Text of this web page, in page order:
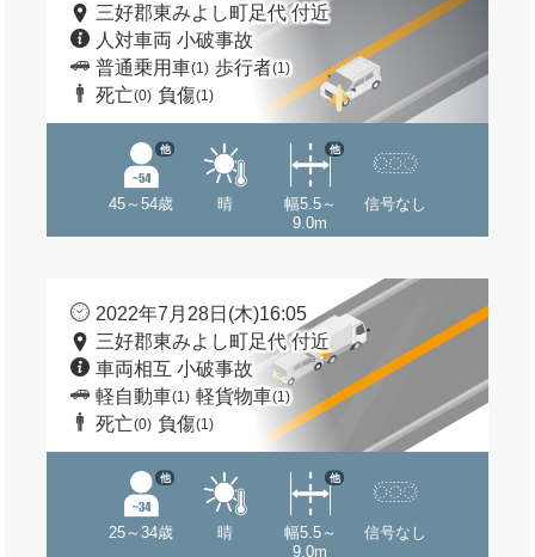
三好郡東みよし町足代 付近
人対車両 小破事故
普通乗用車(1) 歩行者(1)
死亡(0) 負傷(1)
45～54歳
他
晴
幅5.5～
9.0m
他
信号なし
2022年7月28日(木)16:05
三好郡東みよし町足代 付近
車両相互 小破事故
軽自動車(1) 軽貨物車(1)
死亡(0) 負傷(1)
25～34歳
他
晴
幅5.5～
9.0m
他
信号なし